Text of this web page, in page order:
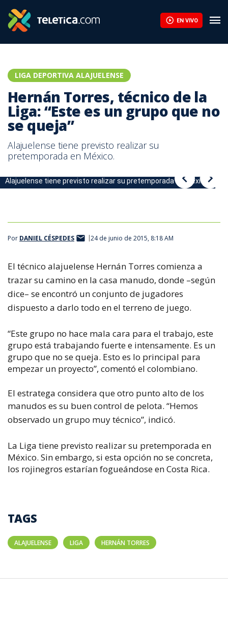
EN VIVO
LIGA DEPORTIVA ALAJUELENSE
Hernán Torres, técnico de la
Liga: “Este es un grupo que no
se queja”
Alajuelense tiene previsto realizar su
pretemporada en México.
Alajuelense tiene previsto realizar su pretemporada en México.
Hernán Torres, técnico de la Liga: “Es un grupo que no se queja”
Por DANIEL CÉSPEDES 24 de junio de 2015, 8:18 AM
El técnico alajuelense Hernán Torres comienza a
trazar su camino en la casa manudo, donde –según
dice– se encontró un conjunto de jugadores
dispuesto a darlo todo en el terreno de juego.
“Este grupo no hace mala cara para el trabajo, este
grupo está trabajando fuerte e intensamente. Es un
grupo que no se queja. Esto es lo principal para
empezar un proyecto”, comentó el colombiano.
El estratega considera que otro punto alto de los
manudos es su buen control de pelota. “Hemos
observado un grupo muy técnico”, indicó.
La Liga tiene previsto realizar su pretemporada en
México. Sin embargo, si esta opción no se concreta,
los rojinegros estarían fogueándose en Costa Rica.
TAGS
ALAJUELENSE LIGA HERNÁN TORRES